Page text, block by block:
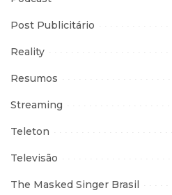
Post Publicitário
Reality
Resumos
Streaming
Teleton
Televisão
The Masked Singer Brasil